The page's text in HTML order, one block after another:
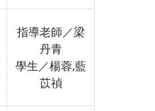
指導老師／梁
丹青
學生／楊蓉,藍
苡禎